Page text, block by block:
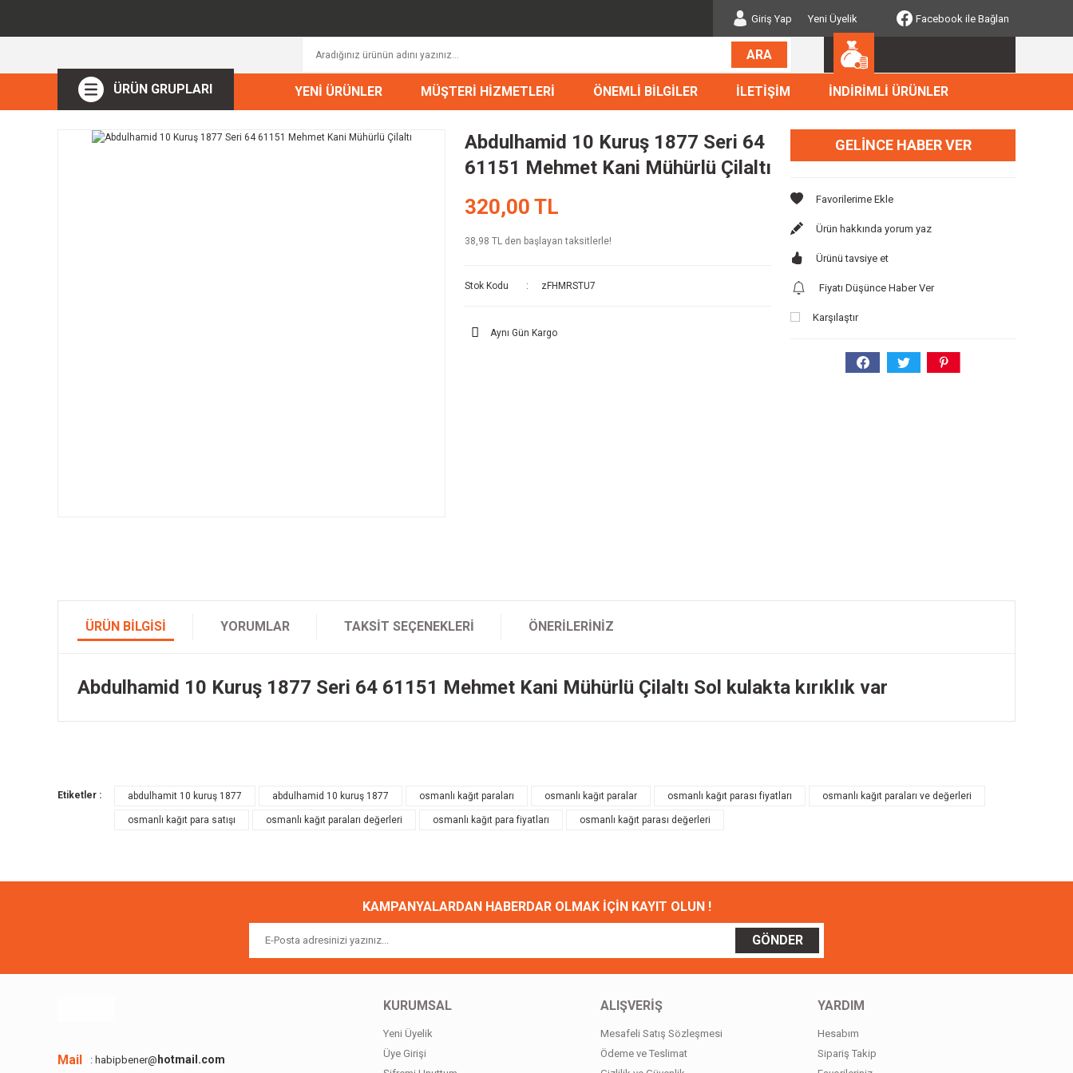
Giriş Yap Yeni Üyelik Facebook ile Bağlan
ARA
ÜRÜN GRUPLARI YENİ ÜRÜNLER MÜŞTERİ HİZMETLERİ ÖNEMLİ BİLGİLER İLETİŞİM İNDİRİMLİ ÜRÜNLER
Abdulhamid 10 Kuruş 1877 Seri 64
61151 Mehmet Kani Mühürlü Çilaltı
320,00 TL
38,98 TL den başlayan taksitlerle!
Stok Kodu zFHMRSTU7
Aynı Gün Kargo
GELINCE HABER VER
Ürün hakkında yorum yaz
Ürünü tavsiye et
Fiyatı Düşünce Haber Ver
Karşılaştır
ÜRÜN BILGISI YORUMLAR TAKSIT SEÇENEKLERI ÖNERILERINIZ
Abdulhamid 10 Kuruş 1877 Seri 64 61151 Mehmet Kani Mühürlü Çilaltı Sol kulakta kırıklık var
Yorum Yaz
Ürün resmi kalitesiz, bozuk veya görüntülenemiyor.
Ürün açıklamasında eksik bilgiler bulunuyor.
Etiketler : abdulhamit 10 kuruş 1877 abdulhamid 10 kuruş 1877 osmanlı kağıt paraları osmanlı kağıt paralar osmanlı kağıt parası fiyatları osmanlı kağıt paraları ve değerleri
osmanlı kağıt para satışı osmanlı kağıt paraları değerleri osmanlı kağıt para fiyatları osmanlı kağıt parası değerleri
KAMPANYALARDAN HABERDAR OLMAK İÇİN KAYIT OLUN !
GÖNDER
Mail : habipbener@ hotmail.com
KURUMSAL
Yeni Üyelik
Üye Girişi
ALIŞVERİŞ
Mesafeli Satış Sözleşmesi
Ödeme ve Teslimat
YARDIM
Hesabım
Sipariş Takip